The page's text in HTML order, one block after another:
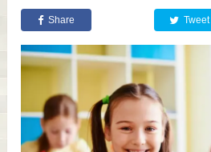
Share Tweet